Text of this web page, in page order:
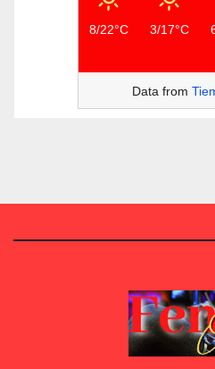
8/22°C 3/17°C
Data from